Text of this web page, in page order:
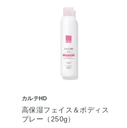
カルテHD
高保湿フェイス＆ボディス
プレー（250g）